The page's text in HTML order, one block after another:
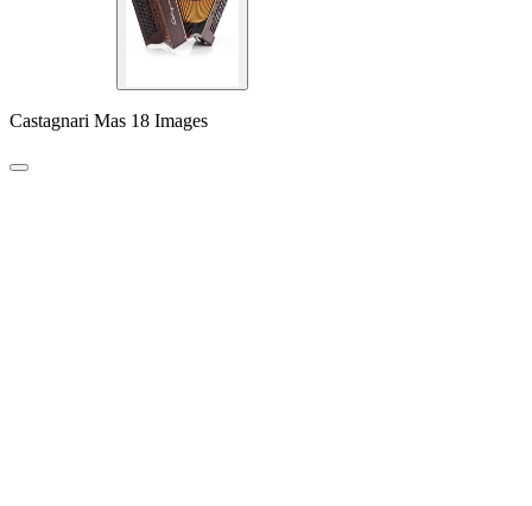
Castagnari Mas 18 Images